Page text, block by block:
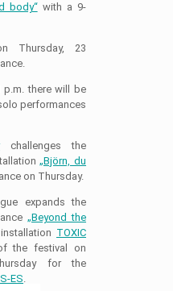
body“with a 9-
Thursday, 23
p.m. there will be
performances
challenges the
„Björn, du
on Thursday.
expands the
„Beyond the
TOXIC
the festival on
for the
ES.